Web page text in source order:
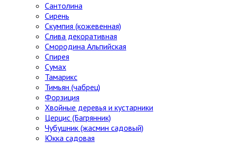
Сантолина
Сирень
Скумпия (кожевенная)
Слива декоративная
Смородина Альпийская
Спирея
Сумах
Тамарикс
Тимьян (чабрец)
Форзиция
Хвойные деревья и кустарники
Церцис (Багрянник)
Чубушник (жасмин садовый)
Юкка садовая